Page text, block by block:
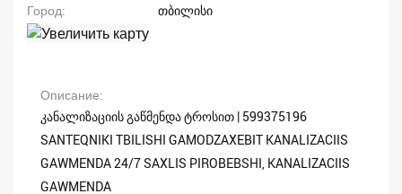
Город თბილისი
Описание
კანალიზაციის გაწმენდა ტროსით | 599375196
SANTEQNIKI TBILISHI GAMODZAXEBIT KANALIZACIIS
GAWMENDA 24/7 SAXLIS PIROBEBSHI, KANALIZACIIS
GAWMENDA